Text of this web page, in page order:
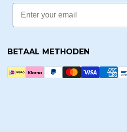
Email
BETAAL METHODEN